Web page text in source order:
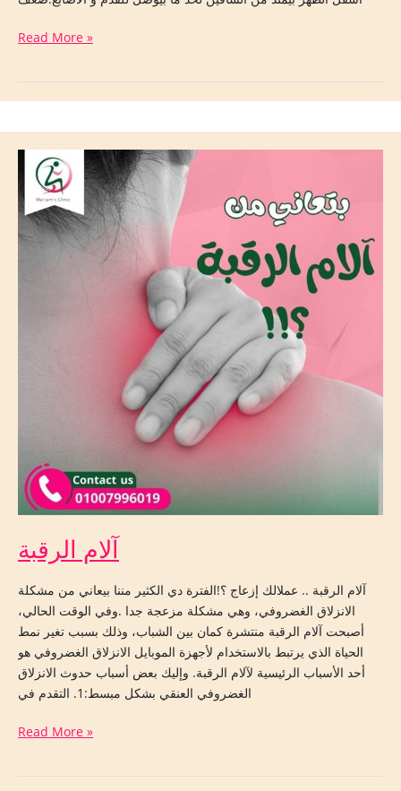
Read More »
آلام الرقبة
آلام الرقبة .. عملالك إزعاج ؟!الفترة دي الكثير مننا بيعاني من مشكلة
الانزلاق الغضروفي، وهي مشكلة مزعجة جدا .وفي الوقت الحالي،
أصبحت آلام الرقبة منتشرة كمان بين الشباب، وذلك بسبب تغير نمط
الحياة الذي يرتبط بالاستخدام لأجهزة الموبايل الانزلاق الغضروفي هو
أحد الأسباب الرئيسية لآلام الرقبة. وإليك بعض أسباب حدوث الانزلاق
الغضروفي العنقي بشكل مبسط:1. التقدم في
الرقبة
Read More »